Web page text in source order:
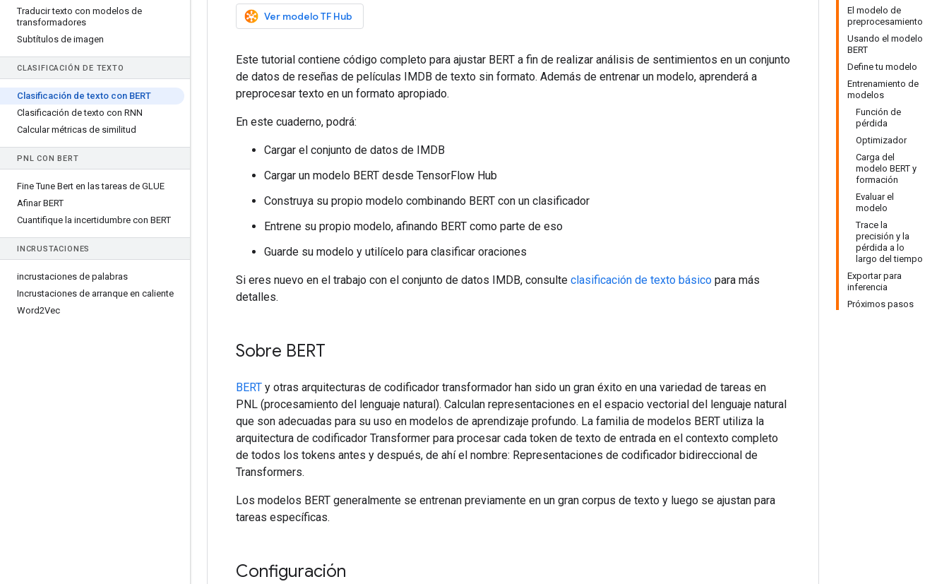
Traducir texto con modelos de
transformadores
Subtítulos de imagen
CLASIFICACIÓN DE TEXTO
Clasificación de texto con BERT
Clasificación de texto con RNN
Calcular métricas de similitud
PNL CON BERT
Fine Tune Bert en las tareas de GLUE
Afinar BERT
Cuantifique la incertidumbre con BERT
INCRUSTACIONES
incrustaciones de palabras
Incrustaciones de arranque en caliente
Word2Vec
El modelo de
preprocesamiento
Usando el modelo
BERT
Define tu modelo
Entrenamiento de
modelos
Función de
pérdida
Optimizador
Carga del
modelo BERT y
formación
Evaluar el
modelo
Trace la
precisión y la
pérdida a lo
largo del tiempo
Exportar para
inferencia
Próximos pasos
Ver modelo TF Hub
Este tutorial contiene código completo para ajustar BERT a fin de realizar análisis de sentimientos en un conjunto
de datos de reseñas de películas IMDB de texto sin formato. Además de entrenar un modelo, aprenderá a
preprocesar texto en un formato apropiado.
En este cuaderno, podrá:
Cargar el conjunto de datos de IMDB
Cargar un modelo BERT desde TensorFlow Hub
Construya su propio modelo combinando BERT con un clasificador
Entrene su propio modelo, afinando BERT como parte de eso
Guarde su modelo y utilícelo para clasificar oraciones
Si eres nuevo en el trabajo con el conjunto de datos IMDB, consulte clasificación de texto básico para más
detalles.
Sobre BERT
BERT y otras arquitecturas de codificador transformador han sido un gran éxito en una variedad de tareas en
PNL (procesamiento del lenguaje natural). Calculan representaciones en el espacio vectorial del lenguaje natural
que son adecuadas para su uso en modelos de aprendizaje profundo. La familia de modelos BERT utiliza la
arquitectura de codificador Transformer para procesar cada token de texto de entrada en el contexto completo
de todos los tokens antes y después, de ahí el nombre: Representaciones de codificador bidireccional de
Transformers.
Los modelos BERT generalmente se entrenan previamente en un gran corpus de texto y luego se ajustan para
tareas específicas.
Configuración